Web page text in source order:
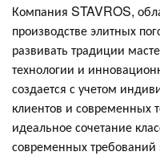
Компания STAVROS,
производстве элитных
развивать традиции
технологии и
создается с учетом
клиентов и современных
идеальное сочетание
современных требований